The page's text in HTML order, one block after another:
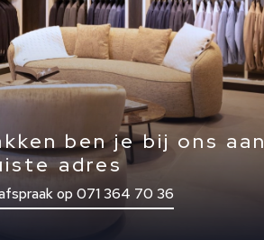
ben je bij ons aan
adres
op 071 364 70 36